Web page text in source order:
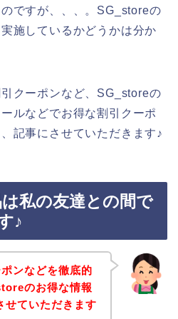
ですが、、、。SG_storeの
施しているかどうかは分か
クーポンなど、SG_storeの
ルなどでお得な割引クーポ
記事にさせていただきます♪
私の友達との間で
♪
ンなどを徹底的
のお得な情報
せていただきます